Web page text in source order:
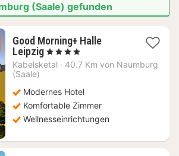
(Saale) gefunden
Good Morning+ Halle
Leipzig1
Nacht
€
, 4 Sterne
Kabelsketal · 40.7 Km von Naumburg
(Saale)
Modernes Hotel
Komfortable Zimmer
Wellnesseinrichtungen